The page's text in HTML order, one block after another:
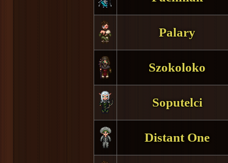
Palary
Szokoloko
Soputelci
Distant One